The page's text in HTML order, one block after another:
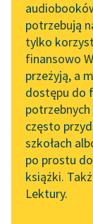
literatury
Spotkanie z
Tunkiel w Oslo
Wolne Lektury
Pol’and’Rock
„Kochanek Lady
Chatterley” do
na Wolnych
Nowy audiobook
„Marzenie o
potrzebują
tylko
finansowo
przeżyją, a
dostępu do
często
szkołach
po prostu
książki.
Lektury.